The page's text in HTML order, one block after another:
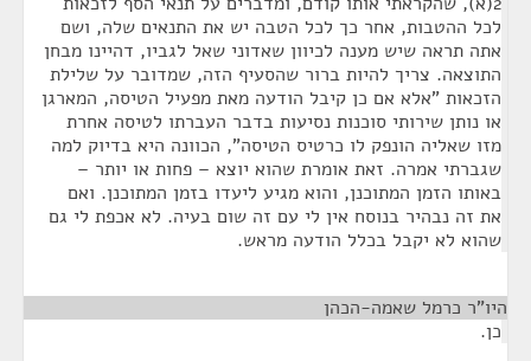
לכל ההטבות, אחר כך לכל הטבה יש את התנאים שלה, ושם
אתה תראה שיש מענה לכיוון שאדוני שאל לגביו, דהיינו מבחן
התוצאה. צריך להיות ברור שהסעיף הזה, שמדובר על שלילת
הזכאות "אלא אם כן קיבל הודעה מאת מפעיל הטיסה, המארגן
או נותן שירותי סוכנות נסיעות בדבר העברתו לטיסה אחרת
מזו שאליה הונפק לו כרטיס הטיסה", הכוונה היא בדיוק למה
שגברתי אמרה. זאת אומרת שהוא יוצא – פחות או יותר –
באותו הזמן המתוכנן, והוא מגיע ליעדו בזמן המתוכנן. ואם
את זה נבהיר בנוסח אין לי עם זה שום בעיה. לא אכפת לי גם
שהוא לא יקבל בכלל הודעה מראש.
היו"ר כרמל שאמה-הכהן
כן.